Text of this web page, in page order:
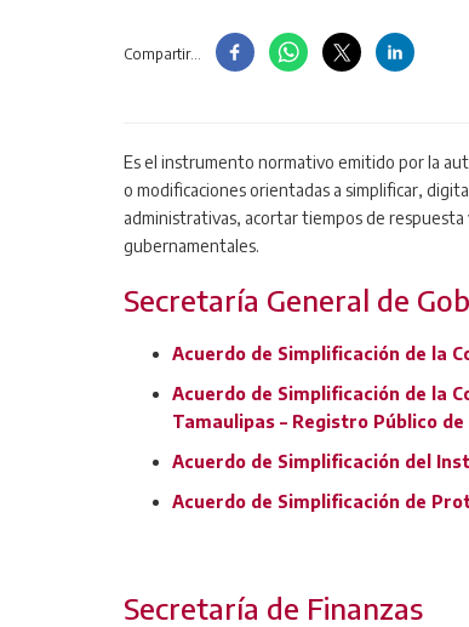
Compartir...
Es el instrumento normativo emitido por la
o modificaciones orientadas a simplificar,
administrativas, acortar tiempos de
gubernamentales.
Secretaría General de
Acuerdo de Simplificación de la
Acuerdo de Simplificación de la
Tamaulipas – Registro Público de
Acuerdo de Simplificación del
Acuerdo de Simplificación de
Secretaría de Finanzas